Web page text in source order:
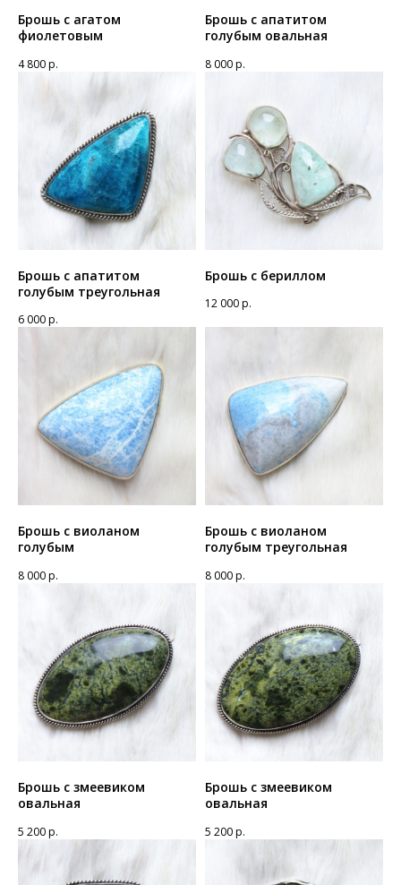
Брошь с агатом
фиолетовым
4 800р.
Брошь с апатитом
голубым овальная
8 000р.
Брошь с апатитом
голубым треугольная
6 000р.
Брошь с бериллом
12 000р.
Брошь с виоланом
голубым
8 000р.
Брошь с виоланом
голубым треугольная
8 000р.
Брошь с змеевиком
овальная
5 200р.
Брошь с змеевиком
овальная
5 200р.